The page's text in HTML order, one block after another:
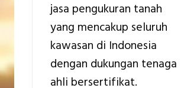
jasa pengukuran tanah
yang mencakup seluruh
kawasan di Indonesia
dengan dukungan tenaga
ahli bersertifikat.